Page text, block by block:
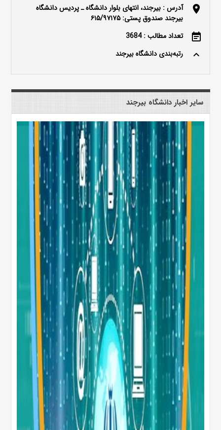
location_on
آدرس : بیرجند، انتهای بلوار دانشگاه ـ پردیس دانشگاه
بیرجند صندوق پستی: ۶۱۵/۹۷۱۷۵
event_note تعداد مطالب : 3684
keyboard_arrow_up رتبه‌بندی دانشگاه بیرجند
سایر اخبار دانشگاه بیرجند